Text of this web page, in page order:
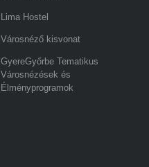
Lima Hostel
Városnéző kisvonat
GyereGyőrbe Tematikus
Városnézések és
Élményprogramok